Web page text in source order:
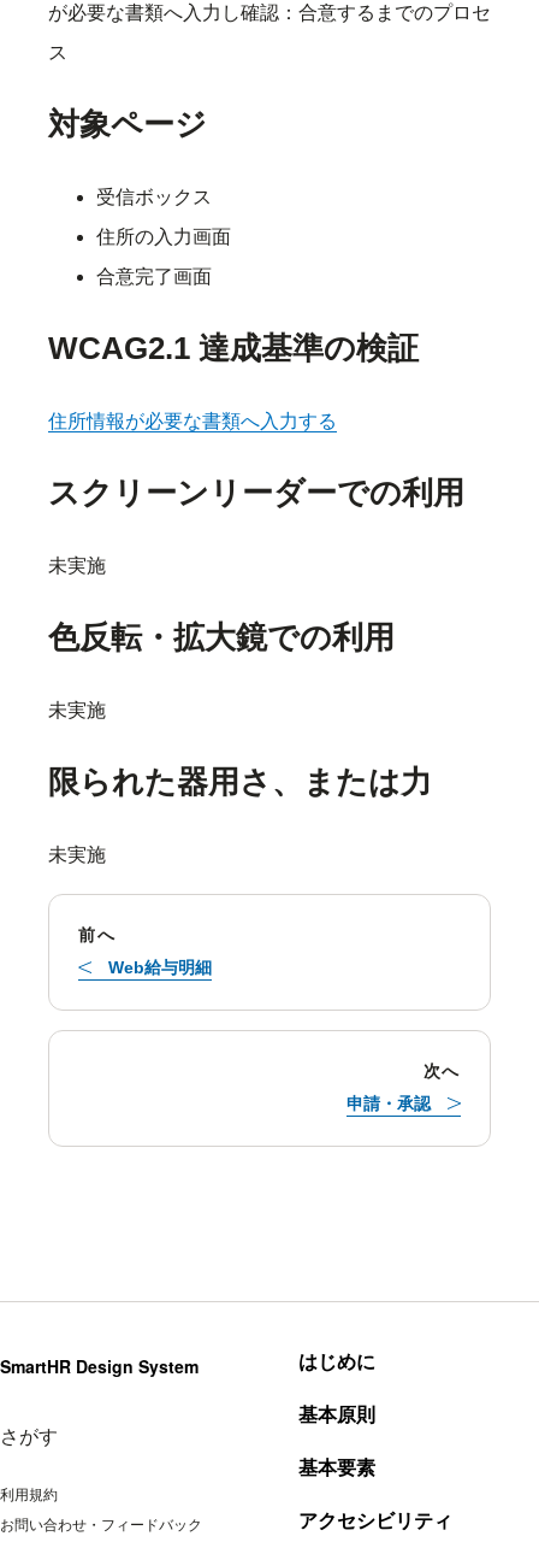
が必要な書類へ入力し確認：合意するまでのプロセ
ス
対象ページ
受信ボックス
住所の入力画面
合意完了画面
WCAG2.1 達成基準の検証
住所情報が必要な書類へ入力する
スクリーンリーダーでの利用
未実施
色反転・拡大鏡での利用
未実施
限られた器用さ、または力
未実施
前へ
Web給与明細
次へ
申請・承認
SmartHR Design System
さがす
利用規約
お問い合わせ・フィードバック
はじめに
基本原則
基本要素
アクセシビリティ